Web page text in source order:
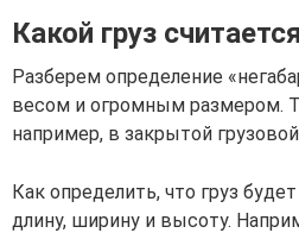
Какой груз
Разберем определение
весом и огромным размером.
например, в закрытой
Как определить, что груз
длину, ширину и высоту.